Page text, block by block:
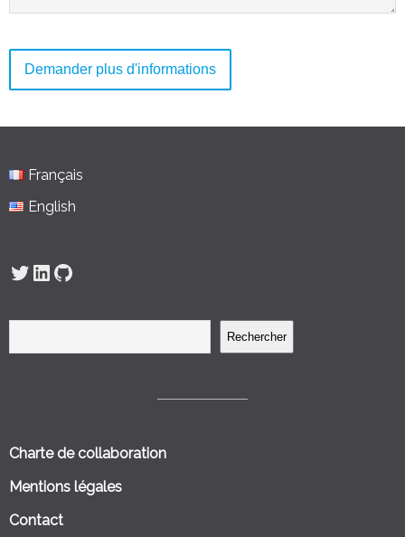
Français
English
Twitter
LinkedIn
GitHub
Rechercher
Charte de collaboration
Mentions légales
Contact